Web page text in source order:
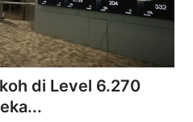
di Level 6.270